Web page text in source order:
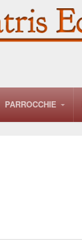
PARROCCHIE